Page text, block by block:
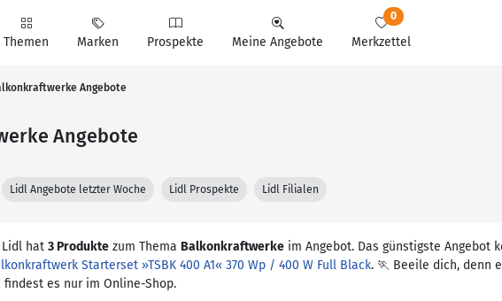
Themen Marken Prospekte Meine Angebote Merkzettel
0
Angebote
Angebote
Lidl Angebote letzter Woche Lidl Prospekte Lidl Filialen
Lidl hat 3 Produkte zum Thema Balkonkraftwerke im Angebot. Das günstigste Angebot
Starterset »TSBK 400 A1« 370 Wp / 400 W Full Black. 🏃 Beeile dich, denn
findest es nur im Online-Shop.